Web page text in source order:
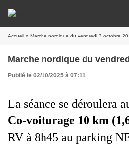
Accueil » Marche nordique du vendredi 3 octobre
Marche nordique du
Publié le 02/10/2025 à 07:11
La séance se déroulera
Co-voiturage 10 km (1,
RV à 8h45 au parking